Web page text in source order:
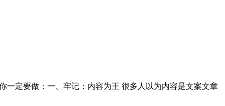
一定要做：一、牢记：内容为王 很多人以为内容是文案文章